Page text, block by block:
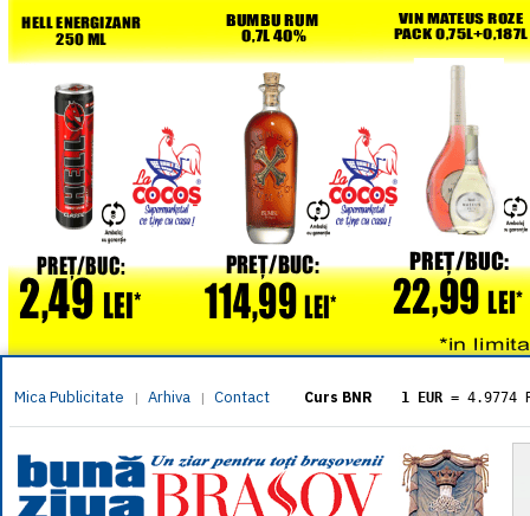
Mica Publicitate | Arhiva | Contact Curs BNR 1 EUR = 4.9774
= 5.8304
1 XAU= 464.4611
1 AED= 1.1933
1 AUD= 2.7957